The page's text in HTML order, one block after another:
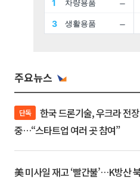
주요뉴스
단독
중…“스타트업 여러 곳 참여”
美 미사일 재고 ‘빨간불’…K방산